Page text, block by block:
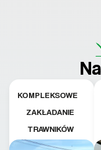
pielęgnacji
teraz i na
etapie jest dużym
plusem. Teraz
z dzieckiem i
pięknym
A trawa robi efekt
WOW. Polecam
KOMPLEKSOWE
ZAKŁADANIE
TRAWNIKÓW